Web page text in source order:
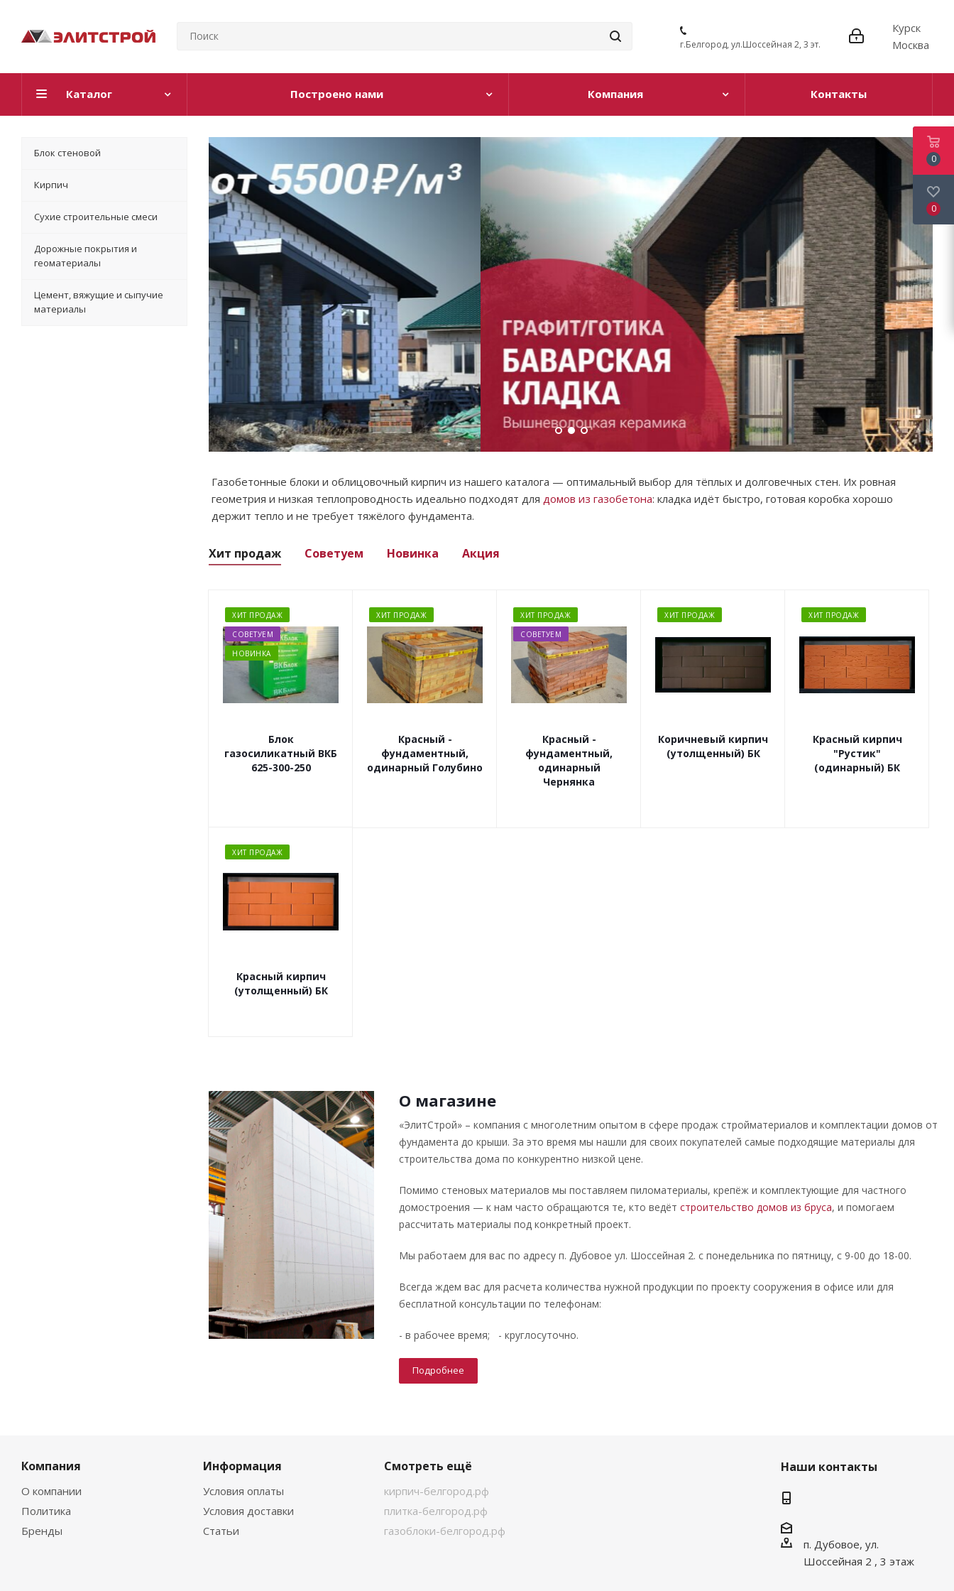
Курск
Москва
г.Белгород, ул.Шоссейная 2, 3 эт.
Каталог Построено нами Компания Контакты
Газобетонные блоки и облицовочный кирпич из нашего каталога — оптимальный выбор для тёплых и долговечных стен. Их ровная
геометрия и низкая теплопроводность идеально подходят для домов из газобетона: кладка идёт быстро, готовая коробка хорошо
держит тепло и не требует тяжёлого фундамента.
Хит продаж Советуем Новинка Акция
ХИТ ПРОДАЖ
СОВЕТУЕМ
НОВИНКА
Блок
газосиликатный ВКБ
625-300-250
ХИТ ПРОДАЖ
Красный -
фундаментный,
одинарный Голубино
ХИТ ПРОДАЖ
СОВЕТУЕМ
Красный -
фундаментный,
одинарный
Чернянка
ХИТ ПРОДАЖ
Коричневый кирпич
(утолщенный) БК
ХИТ ПРОДАЖ
Красный кирпич
"Рустик"
(одинарный) БК
ХИТ ПРОДАЖ
Красный кирпич
(утолщенный) БК
О магазине
«ЭлитСтрой» – компания с многолетним опытом в сфере продаж стройматериалов и комплектации домов от
фундамента до крыши. За это время мы нашли для своих покупателей самые подходящие материалы для
строительства дома по конкурентно низкой цене.
Помимо стеновых материалов мы поставляем пиломатериалы, крепёж и комплектующие для частного
домостроения — к нам часто обращаются те, кто ведёт строительство домов из бруса, и помогаем
рассчитать материалы под конкретный проект.
Мы работаем для вас по адресу п. Дубовое ул. Шоссейная 2. с понедельника по пятницу, с 9-00 до 18-00.
Всегда ждем вас для расчета количества нужной продукции по проекту сооружения в офисе или для
бесплатной консультации по телефонам:
- в рабочее время; - круглосуточно.
Подробнее
Блок стеновой
Кирпич
Сухие строительные смеси
Дорожные покрытия и
геоматериалы
Цемент, вяжущие и сыпучие
материалы
Компания
О компании
Политика
Бренды
Информация
Условия оплаты
Условия доставки
Статьи
Смотреть ещё
кирпич-белгород.рф
плитка-белгород.рф
газоблоки-белгород.рф
Наши контакты
п. Дубовое, ул.
Шоссейная 2 , 3 этаж
0
0